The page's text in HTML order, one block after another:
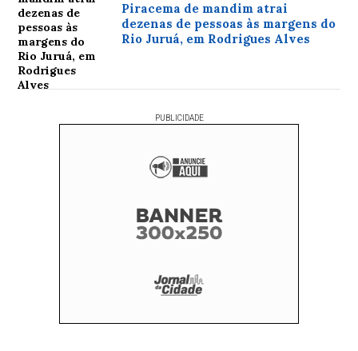
Piracema de mandim atrai
dezenas de pessoas às margens do
Rio Juruá, em Rodrigues Alves
PUBLICIDADE